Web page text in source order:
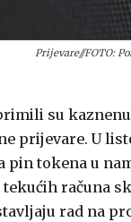
Prijevare//FOTO:
su
prijevare. U
pin tokena u
računa
rad na